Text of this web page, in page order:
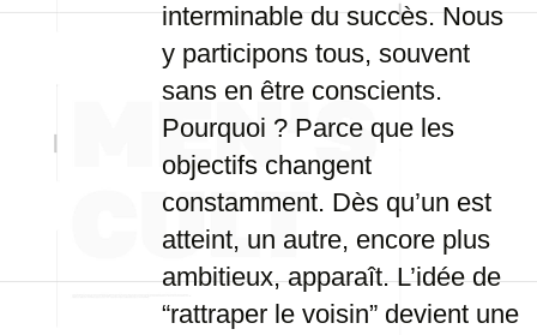
interminable du succès. Nous
y participons tous, souvent
sans en être conscients.
Pourquoi ? Parce que les
objectifs changent
constamment. Dès qu’un est
atteint, un autre, encore plus
ambitieux, apparaît. L’idée de
“rattraper le voisin” devient une